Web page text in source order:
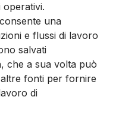
operativi.
una
e flussi di lavoro
salvati
che a sua volta può
fonti per fornire
di